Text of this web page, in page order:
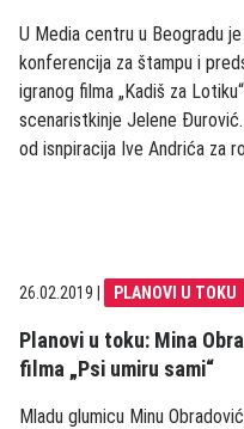
U Media centru u Beogradu
konferencija za štampu i
igranog filma „Kadiš za
scenaristkinje Jelene
od isnpiracija Ive Andrića za
26.02.2019 PLANOVI U TOKU
Planovi u toku: Mina
filma „Psi umiru sami“
Mladu glumicu Minu